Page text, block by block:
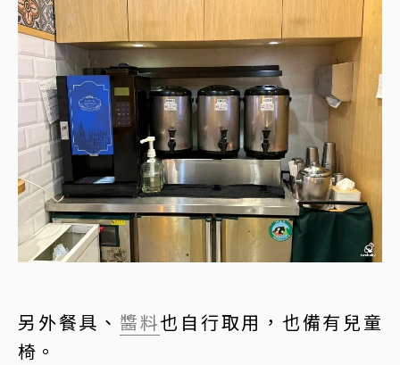
另外餐具、 醬料也自行取用，也備有兒童
椅。